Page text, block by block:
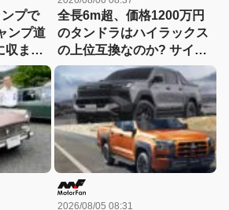
ンプで
ンプ道
収まっ
なら
キ
全長6m超、価格1200万円
のタンドラはハイラックス
の上位互換なのか? サイ
ズ・装備・走り・価格を徹
底比較して分かった決定的
な違い 【新型ハイラックス
徹底比較】
2026/08/05 08:31